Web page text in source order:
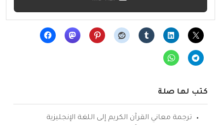
كتب لها صلة
ترجمة معاني القرآن الكريم إلى اللغة الإنجليزية